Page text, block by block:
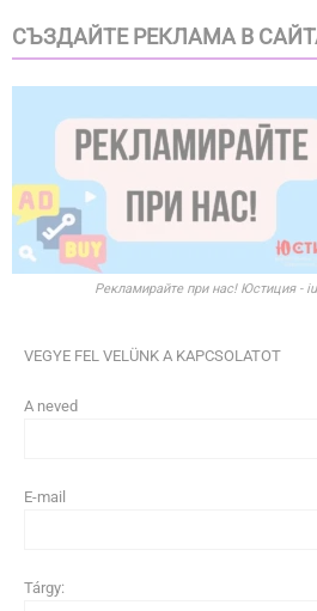
СЪЗДАЙТЕ РЕКЛАМА В
Рекламирайте при нас! Юстиция -
VEGYE FEL VELÜNK A KAPCSOLATOT
A neved
E-mail
Tárgy: